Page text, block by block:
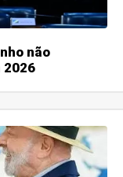
não
2026